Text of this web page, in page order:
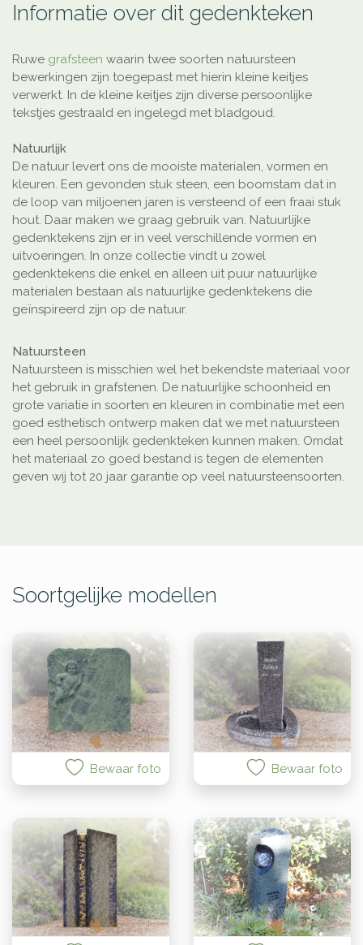
Informatie over dit gedenkteken
Ruwe grafsteen waarin twee soorten natuursteen
bewerkingen zijn toegepast met hierin kleine keitjes
verwerkt. In de kleine keitjes zijn diverse persoonlijke
tekstjes gestraald en ingelegd met bladgoud.
Natuurlijk
De natuur levert ons de mooiste materialen, vormen en
kleuren. Een gevonden stuk steen, een boomstam dat in
de loop van miljoenen jaren is versteend of een fraai stuk
hout. Daar maken we graag gebruik van. Natuurlijke
gedenktekens zijn er in veel verschillende vormen en
uitvoeringen. In onze collectie vindt u zowel
gedenktekens die enkel en alleen uit puur natuurlijke
materialen bestaan als natuurlijke gedenktekens die
geïnspireerd zijn op de natuur.
Natuursteen
Natuursteen is misschien wel het bekendste materiaal voor
het gebruik in grafstenen. De natuurlijke schoonheid en
grote variatie in soorten en kleuren in combinatie met een
goed esthetisch ontwerp maken dat we met natuursteen
een heel persoonlijk gedenkteken kunnen maken. Omdat
het materiaal zo goed bestand is tegen de elementen
geven wij tot 20 jaar garantie op veel natuursteensoorten.
Soortgelijke modellen
Bewaar foto Bewaar foto